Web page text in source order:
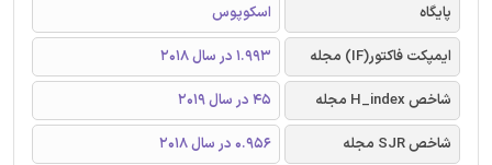
پایگاه
اسکوپوس
ایمپکت فاکتور(IF) مجله
1.993 در سال 2018
شاخص H_index مجله
45 در سال 2019
شاخص SJR مجله
0.956 در سال 2018